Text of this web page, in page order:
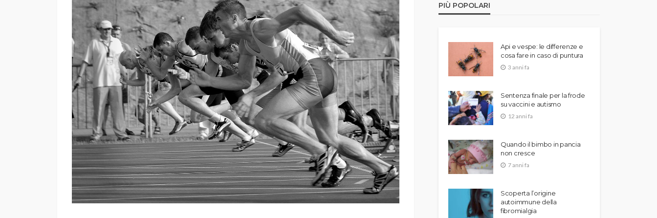
PIÙ POPOLARI
Api e vespe: le differenze e
cosa fare in caso di puntura
3 anni fa
Sentenza finale per la frode
su vaccini e autismo
12 anni fa
Quando il bimbo in pancia
non cresce
7 anni fa
Scoperta l’origine
autoimmune della
fibromialgia